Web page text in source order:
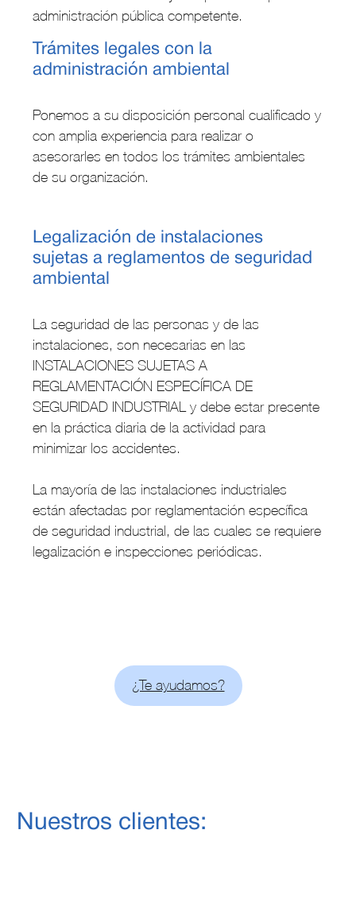
administración pública competente.
Trámites legales con la
administración ambiental
Ponemos a su disposición personal cualificado y
con amplia experiencia para realizar o
asesorarles en todos los trámites ambientales
de su organización.
Legalización de instalaciones
sujetas a reglamentos de seguridad
ambiental
La seguridad de las personas y de las
instalaciones, son necesarias en las
INSTALACIONES SUJETAS A
REGLAMENTACIÓN ESPECÍFICA DE
SEGURIDAD INDUSTRIAL y debe estar presente
en la práctica diaria de la actividad para
minimizar los accidentes.
La mayoría de las instalaciones industriales
están afectadas por reglamentación específica
de seguridad industrial, de las cuales se requiere
legalización e inspecciones periódicas.
¿Te ayudamos?
Nuestros clientes: